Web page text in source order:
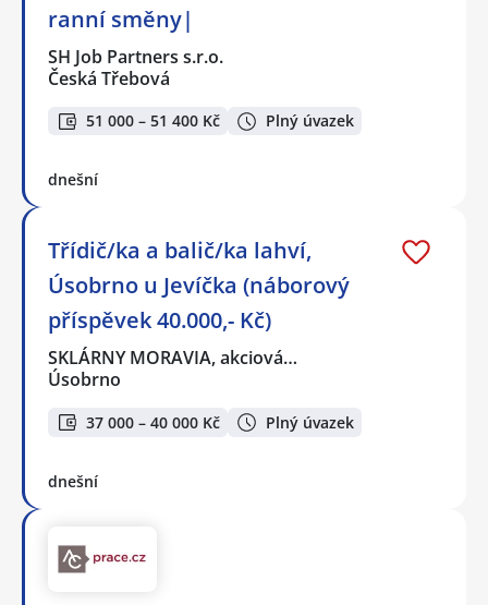
ranní směny|
SH Job Partners s.r.o.
Česká Třebová
51 000 – 51 400 Kč Plný úvazek
dnešní
Třídič/ka a balič/ka lahví,
Úsobrno u Jevíčka (náborový
příspěvek 40.000,- Kč)
SKLÁRNY MORAVIA, akciová…
Úsobrno
37 000 – 40 000 Kč Plný úvazek
dnešní